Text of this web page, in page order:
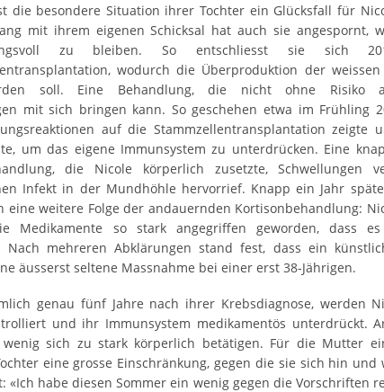
die besondere Situation ihrer Tochter ein Glücksfall für
mit ihrem eigenen Schicksal hat auch sie angespornt,
zu bleiben. So entschliesst sie sich
wodurch die Überproduktion der
soll. Eine Behandlung, die nicht ohne Risiko
mit sich bringen kann. So geschehen etwa im Frühling
auf die Stammzellentransplantation zeigte
um das eigene Immunsystem zu unterdrücken. Eine
die Nicole körperlich zusetzte, Schwellungen
Infekt in der Mundhöhle hervorrief. Knapp ein Jahr
eine weitere Folge der andauernden Kortisonbehandlung:
Medikamente so stark angegriffen geworden, dass
Nach mehreren Abklärungen stand fest, dass ein
äusserst seltene Massnahme bei einer erst 38-Jährigen.
genau fünf Jahre nach ihrer Krebsdiagnose, werden
und ihr Immunsystem medikamentös unterdrückt.
wenig sich zu stark körperlich betätigen. Für die Mutter
eine grosse Einschränkung, gegen die sie sich hin und
«Ich habe diesen Sommer ein wenig gegen die Vorschriften